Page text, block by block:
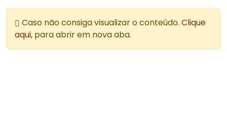
Caso não consiga visualizar o conteúdo. Clique
aqui, para abrir em nova aba.